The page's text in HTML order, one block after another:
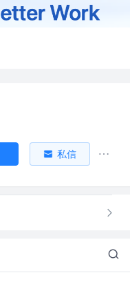
私信